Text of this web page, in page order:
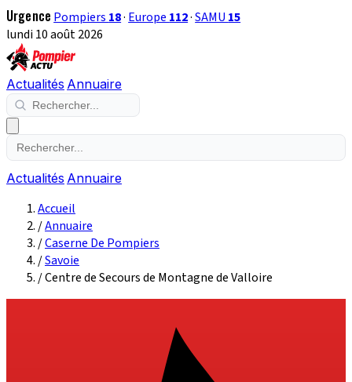
Urgence Pompiers 18· Europe 112·SAMU 15
lundi 10 août 2026
Actualités Annuaire
Actualités Annuaire
Accueil
/Annuaire
/Caserne De Pompiers
/Savoie
/Centre de Secours de Montagne de Valloire